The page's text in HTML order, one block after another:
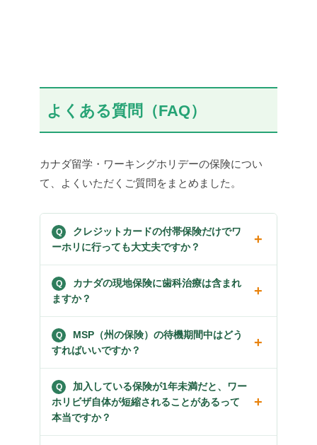
よくある質問（FAQ）
カナダ留学・ワーキングホリデーの保険につい
て、よくいただくご質問をまとめました。
クレジットカードの付帯保険だけでワ
ーホリに行っても大丈夫ですか？
カナダの現地保険に歯科治療は含まれ
ますか？
MSP（州の保険）の待機期間中はどう
すればいいですか？
加入している保険が1年未満だと、ワー
ホリビザ自体が短縮されることがあるって
本当ですか？